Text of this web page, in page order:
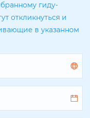
гиду-
откликнуться и
в указанном